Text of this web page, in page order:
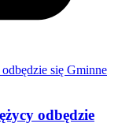
odbędzie